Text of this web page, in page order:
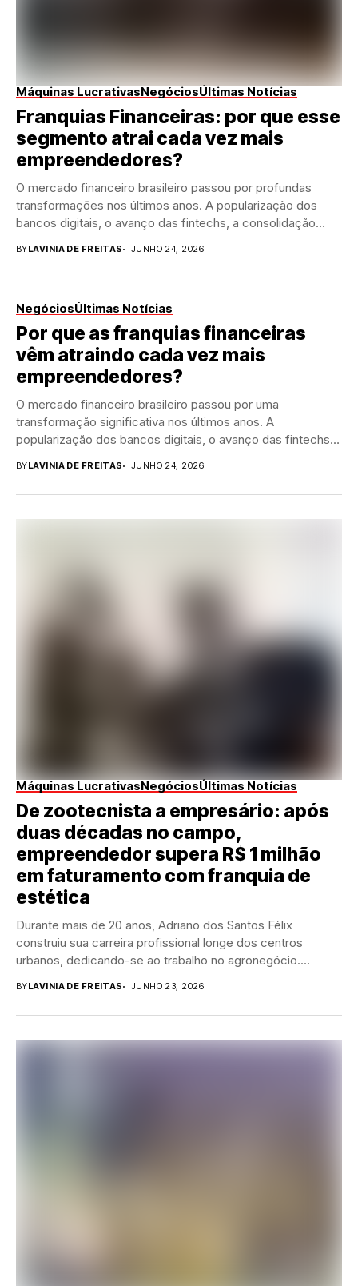
Máquinas LucrativasNegóciosÚltimas Notícias
Franquias Financeiras: por que esse
segmento atrai cada vez mais
empreendedores?
O mercado financeiro brasileiro passou por profundas
transformações nos últimos anos. A popularização dos
bancos digitais, o avanço das fintechs, a consolidação
BYLAVINIA DE FREITAS JUNHO 24, 2026
NegóciosÚltimas Notícias
Por que as franquias financeiras
vêm atraindo cada vez mais
empreendedores?
O mercado financeiro brasileiro passou por uma
transformação significativa nos últimos anos. A
popularização dos bancos digitais, o avanço das fintechs e
BYLAVINIA DE FREITAS JUNHO 24, 2026
Máquinas LucrativasNegóciosÚltimas Notícias
De zootecnista a empresário: após
duas décadas no campo,
empreendedor supera R$ 1 milhão
em faturamento com franquia de
estética
Durante mais de 20 anos, Adriano dos Santos Félix
construiu sua carreira profissional longe dos centros
urbanos, dedicando-se ao trabalho no agronegócio.
BYLAVINIA DE FREITAS JUNHO 23, 2026